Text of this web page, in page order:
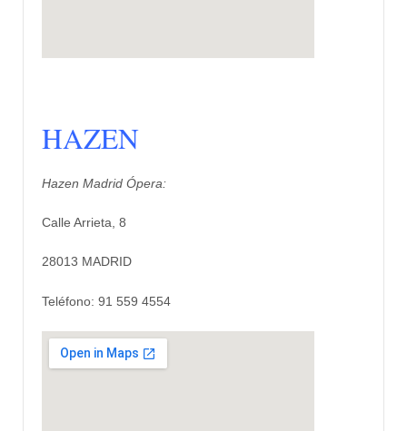
HAZEN
Hazen Madrid Ópera:
Calle Arrieta, 8
28013 MADRID
Teléfono: 91 559 4554